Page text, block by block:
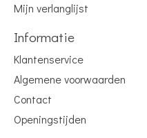
Mijn verlanglijst
Informatie
Klantenservice
Algemene voorwaarden
Contact
Openingstijden